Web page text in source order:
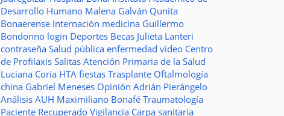
Desarrollo Humano Malena Galván Qunita
Bonaerense Internación medicina Guillermo
Bondonno login Deportes Becas Julieta Lanteri
contraseña Salud pública enfermedad video Centro
de Profilaxis Salitas Atención Primaria de la Salud
Luciana Coria HTA fiestas Trasplante Oftalmología
china Gabriel Meneses Opinión Adrián Pierángelo
Análisis AUH Maximiliano Bonafé Traumatología
Paciente Recuperado Vigilancia Carpa sanitaria